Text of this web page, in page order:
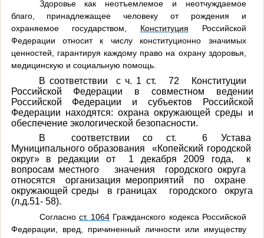
Здоровье как неотъемлемое и неотчуждаемое
благо, принадлежащее человеку от рождения и
охраняемое государством, Конституция Российской
Федерации относит к числу конституционно значимых
ценностей, гарантируя каждому право на охрану здоровья,
медицинскую и социальную помощь.
В соответствии с ч. 1 ст. 72 Конституции
Российской Федерации в совместном ведении
Российской Федерации и субъектов Российской
Федерации находятся: охрана окружающей среды и
обеспечение экологической безопасности.
В соответствии со ст. 6 Устава
Муниципального образования «Копейский городской
округ» в редакции от 1 декабря 2009 года, к
вопросам местного значения городского округа
относятся организация мероприятий по охране
окружающей среды в границах городского округа
(л.д.51- 58).
Согласно ст. 1064 Гражданского кодекса Российской
Федерации, вред, причиненный личности или имуществу